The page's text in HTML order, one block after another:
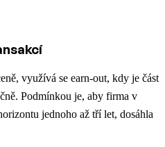
využívá se earn-out, kdy je část
Podmínkou je, aby firma v
jednoho až tří let, dosáhla